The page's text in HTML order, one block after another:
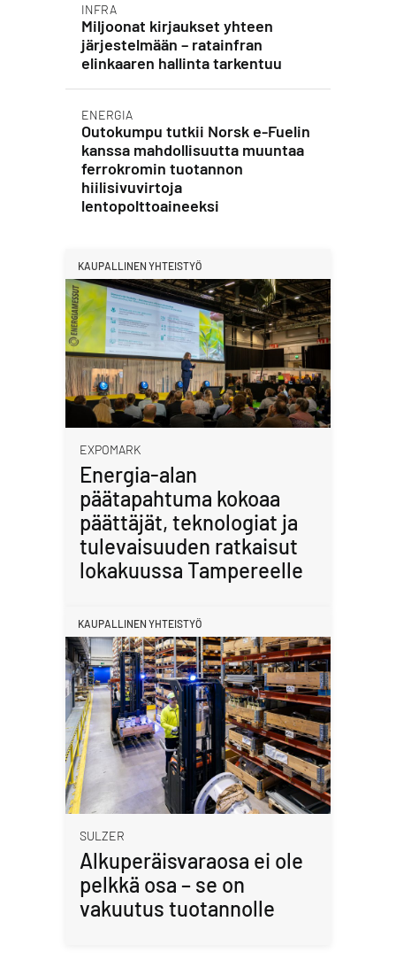
INFRA
Miljoonat kirjaukset yhteen
järjestelmään – ratainfran
elinkaaren hallinta tarkentuu
ENERGIA
Outokumpu tutkii Norsk e-Fuelin
kanssa mahdollisuutta muuntaa
ferrokromin tuotannon
hiilisivuvirtoja
lentopolttoaineeksi
KAUPALLINEN YHTEISTYÖ
EXPOMARK
Energia-alan
päätapahtuma kokoaa
päättäjät, teknologiat ja
tulevaisuuden ratkaisut
lokakuussa Tampereelle
KAUPALLINEN YHTEISTYÖ
SULZER
Alkuperäisvaraosa ei ole
pelkkä osa – se on
vakuutus tuotannolle